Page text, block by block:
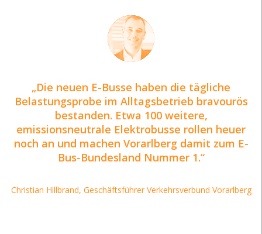
Die neuen E-Busse haben die tägliche
Belastungsprobe im Alltagsbetrieb bravourös
bestanden. Etwa 100 weitere,
emissionsneutrale Elektrobusse rollen heuer
noch an und machen Vorarlberg damit zum E-
Bus-Bundesland Nummer 1.
Christian Hillbrand, Geschäftsführer Verkehrsverbund Vorarlberg